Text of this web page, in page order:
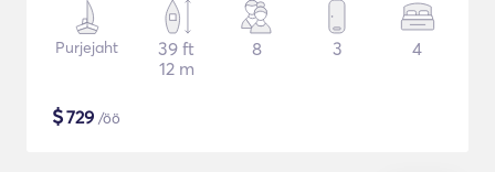
Purjejaht
39 ft
12 m
8 3 4
$729 /öö